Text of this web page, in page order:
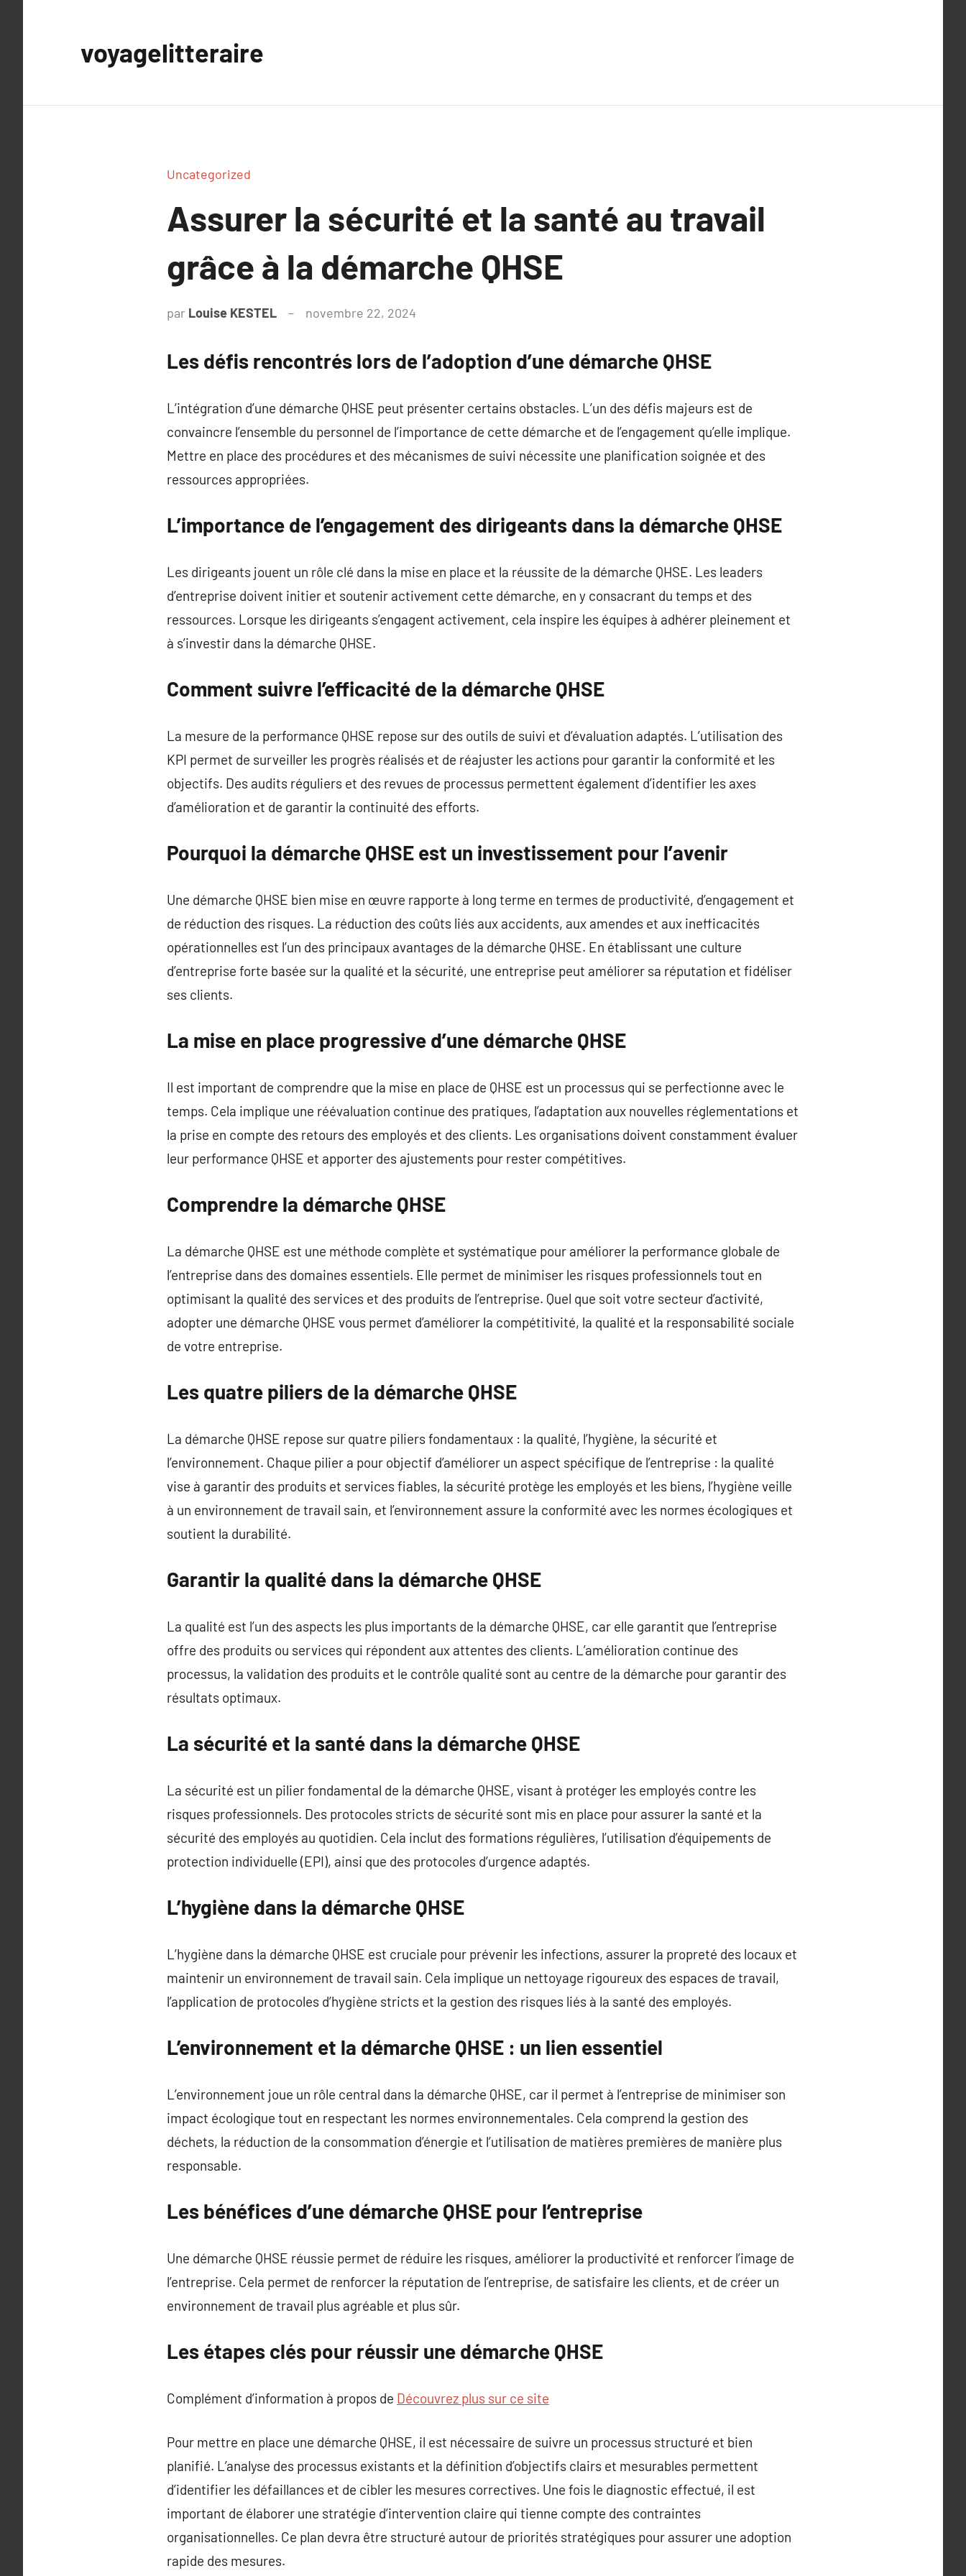
voyagelitteraire
Uncategorized
Assurer la sécurité et la santé au travail
grâce à la démarche QHSE
par Louise KESTEL novembre 22, 2024
Les défis rencontrés lors de l’adoption d’une démarche QHSE
L’intégration d’une démarche QHSE peut présenter certains obstacles. L’un des défis majeurs est de
convaincre l’ensemble du personnel de l’importance de cette démarche et de l’engagement qu’elle implique.
Mettre en place des procédures et des mécanismes de suivi nécessite une planification soignée et des
ressources appropriées.
L’importance de l’engagement des dirigeants dans la démarche QHSE
Les dirigeants jouent un rôle clé dans la mise en place et la réussite de la démarche QHSE. Les leaders
d’entreprise doivent initier et soutenir activement cette démarche, en y consacrant du temps et des
ressources. Lorsque les dirigeants s’engagent activement, cela inspire les équipes à adhérer pleinement et
à s’investir dans la démarche QHSE.
Comment suivre l’efficacité de la démarche QHSE
La mesure de la performance QHSE repose sur des outils de suivi et d’évaluation adaptés. L’utilisation des
KPI permet de surveiller les progrès réalisés et de réajuster les actions pour garantir la conformité et les
objectifs. Des audits réguliers et des revues de processus permettent également d’identifier les axes
d’amélioration et de garantir la continuité des efforts.
Pourquoi la démarche QHSE est un investissement pour l’avenir
Une démarche QHSE bien mise en œuvre rapporte à long terme en termes de productivité, d’engagement et
de réduction des risques. La réduction des coûts liés aux accidents, aux amendes et aux inefficacités
opérationnelles est l’un des principaux avantages de la démarche QHSE. En établissant une culture
d’entreprise forte basée sur la qualité et la sécurité, une entreprise peut améliorer sa réputation et fidéliser
ses clients.
La mise en place progressive d’une démarche QHSE
Il est important de comprendre que la mise en place de QHSE est un processus qui se perfectionne avec le
temps. Cela implique une réévaluation continue des pratiques, l’adaptation aux nouvelles réglementations et
la prise en compte des retours des employés et des clients. Les organisations doivent constamment évaluer
leur performance QHSE et apporter des ajustements pour rester compétitives.
Comprendre la démarche QHSE
La démarche QHSE est une méthode complète et systématique pour améliorer la performance globale de
l’entreprise dans des domaines essentiels. Elle permet de minimiser les risques professionnels tout en
optimisant la qualité des services et des produits de l’entreprise. Quel que soit votre secteur d’activité,
adopter une démarche QHSE vous permet d’améliorer la compétitivité, la qualité et la responsabilité sociale
de votre entreprise.
Les quatre piliers de la démarche QHSE
La démarche QHSE repose sur quatre piliers fondamentaux : la qualité, l’hygiène, la sécurité et
l’environnement. Chaque pilier a pour objectif d’améliorer un aspect spécifique de l’entreprise : la qualité
vise à garantir des produits et services fiables, la sécurité protège les employés et les biens, l’hygiène veille
à un environnement de travail sain, et l’environnement assure la conformité avec les normes écologiques et
soutient la durabilité.
Garantir la qualité dans la démarche QHSE
La qualité est l’un des aspects les plus importants de la démarche QHSE, car elle garantit que l’entreprise
offre des produits ou services qui répondent aux attentes des clients. L’amélioration continue des
processus, la validation des produits et le contrôle qualité sont au centre de la démarche pour garantir des
résultats optimaux.
La sécurité et la santé dans la démarche QHSE
La sécurité est un pilier fondamental de la démarche QHSE, visant à protéger les employés contre les
risques professionnels. Des protocoles stricts de sécurité sont mis en place pour assurer la santé et la
sécurité des employés au quotidien. Cela inclut des formations régulières, l’utilisation d’équipements de
protection individuelle (EPI), ainsi que des protocoles d’urgence adaptés.
L’hygiène dans la démarche QHSE
L’hygiène dans la démarche QHSE est cruciale pour prévenir les infections, assurer la propreté des locaux et
maintenir un environnement de travail sain. Cela implique un nettoyage rigoureux des espaces de travail,
l’application de protocoles d’hygiène stricts et la gestion des risques liés à la santé des employés.
L’environnement et la démarche QHSE : un lien essentiel
L’environnement joue un rôle central dans la démarche QHSE, car il permet à l’entreprise de minimiser son
impact écologique tout en respectant les normes environnementales. Cela comprend la gestion des
déchets, la réduction de la consommation d’énergie et l’utilisation de matières premières de manière plus
responsable.
Les bénéfices d’une démarche QHSE pour l’entreprise
Une démarche QHSE réussie permet de réduire les risques, améliorer la productivité et renforcer l’image de
l’entreprise. Cela permet de renforcer la réputation de l’entreprise, de satisfaire les clients, et de créer un
environnement de travail plus agréable et plus sûr.
Les étapes clés pour réussir une démarche QHSE
Complément d’information à propos de Découvrez plus sur ce site
Pour mettre en place une démarche QHSE, il est nécessaire de suivre un processus structuré et bien
planifié. L’analyse des processus existants et la définition d’objectifs clairs et mesurables permettent
d’identifier les défaillances et de cibler les mesures correctives. Une fois le diagnostic effectué, il est
important de élaborer une stratégie d’intervention claire qui tienne compte des contraintes
organisationnelles. Ce plan devra être structuré autour de priorités stratégiques pour assurer une adoption
rapide des mesures.